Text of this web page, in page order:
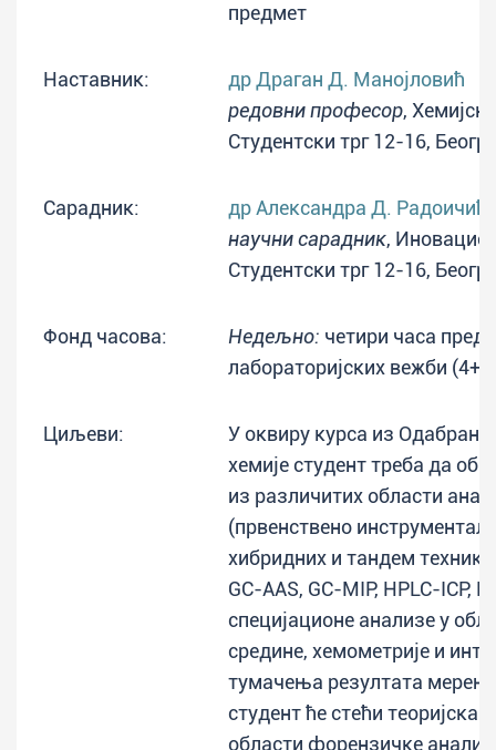
предмет
Наставник:
др Драган Д. Манојловић
редовни професор,
Студентски трг 12-16,
Сарадник:
др Александра Д. Радоичић
научни сарадник,
Студентски трг 12-16,
Фонд часова: Недељно: четири часа
лабораторијских вежби
Циљеви:
У оквиру курса из
хемије студент треба да
из различитих области
(првенствено
хибридних и тандем
GC-AAS, GC-MIP, HPLC-ICP,
специјационе анализе у
средине, хемометрије и
тумачења резултата
студент ће стећи
области форензичке